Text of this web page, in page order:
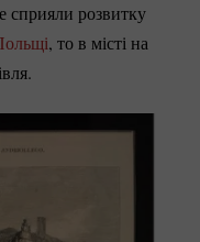
сприяли розвитку
, то в місті на